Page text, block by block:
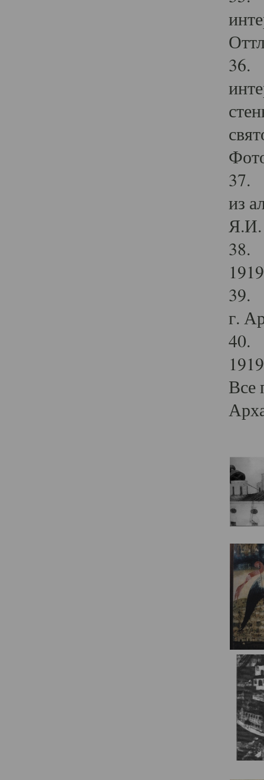
36.
37.
из
Я.И.
38.
39.
г.
40.
Все